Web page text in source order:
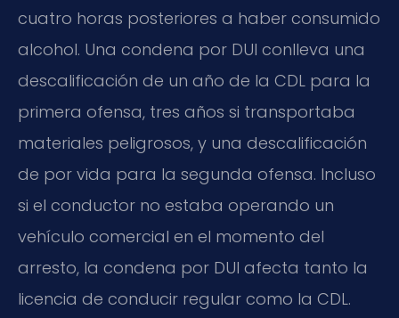
cuatro horas posteriores a haber consumido
alcohol. Una condena por DUI conlleva una
descalificación de un año de la CDL para la
primera ofensa, tres años si transportaba
materiales peligrosos, y una descalificación
de por vida para la segunda ofensa. Incluso
si el conductor no estaba operando un
vehículo comercial en el momento del
arresto, la condena por DUI afecta tanto la
licencia de conducir regular como la CDL.